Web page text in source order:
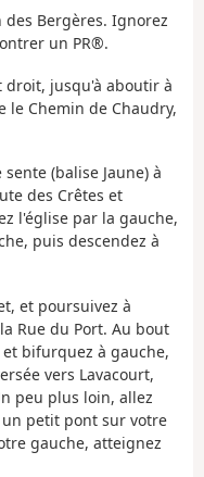
des Bergères. Ignorez
un PR®.
droit, jusqu'à aboutir à
le Chemin de Chaudry,
(balise Jaune) à
des Crêtes et
l'église par la gauche,
puis descendez à
et poursuivez à
Rue du Port. Au bout
bifurquez à gauche,
vers Lavacourt,
peu plus loin, allez
petit pont sur votre
gauche, atteignez